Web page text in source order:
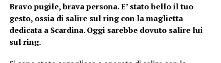
Bravo pugile, brava persona. E’ stato bello il tuo
gesto, ossia di salire sul ring con la maglietta
dedicata a Scardina. Oggi sarebbe dovuto salire lui
sul ring.